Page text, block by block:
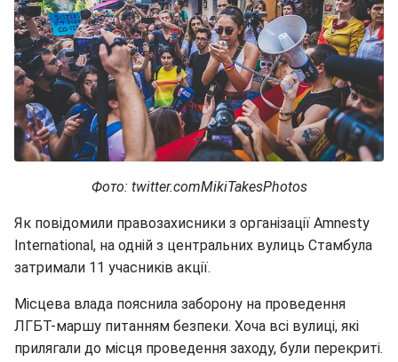
Фото: twitter.comMikiTakesPhotos
Як повідомили правозахисники з організації Amnesty
International, на одній з центральних вулиць Стамбула
затримали 11 учасників акції.
Місцева влада пояснила заборону на проведення
ЛГБТ-маршу питанням безпеки. Хоча всі вулиці, які
прилягали до місця проведення заходу, були перекриті.